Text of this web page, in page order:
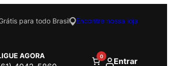
para todo Brasil Encontre nossa loja
AGORA 0 Entrar